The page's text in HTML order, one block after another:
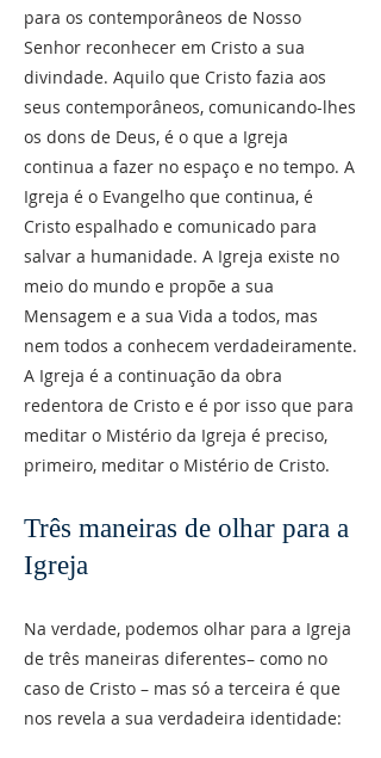
para os contemporâneos de Nosso
Senhor reconhecer em Cristo a sua
divindade. Aquilo que Cristo fazia aos
seus contemporâneos, comunicando-lhes
os dons de Deus, é o que a Igreja
continua a fazer no espaço e no tempo. A
Igreja é o Evangelho que continua, é
Cristo espalhado e comunicado para
salvar a humanidade. A Igreja existe no
meio do mundo e propõe a sua
Mensagem e a sua Vida a todos, mas
nem todos a conhecem verdadeiramente.
A Igreja é a continuação da obra
redentora de Cristo e é por isso que para
meditar o Mistério da Igreja é preciso,
primeiro, meditar o Mistério de Cristo.
Três maneiras de olhar para a
Igreja
Na verdade, podemos olhar para a Igreja
de três maneiras diferentes– como no
caso de Cristo – mas só a terceira é que
nos revela a sua verdadeira identidade: